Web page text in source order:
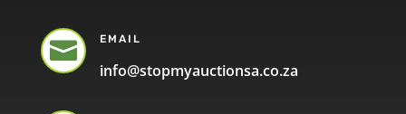
 EMAIL
info@stopmyauctionsa.co.za